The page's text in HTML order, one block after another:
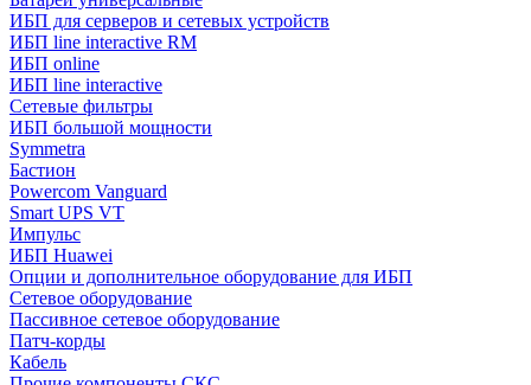
ИБП для серверов и сетевых устройств
ИБП line interactive RM
ИБП online
ИБП linе interactive
Сетевые фильтры
ИБП большой мощности
Symmetra
Бастион
Powercom Vanguard
Smart UPS VT
Импульс
ИБП Huawei
Опции и дополнительное оборудование для ИБП
Сетевое оборудование
Пассивное сетевое оборудование
Патч-корды
Кабель